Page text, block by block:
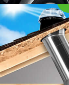
de